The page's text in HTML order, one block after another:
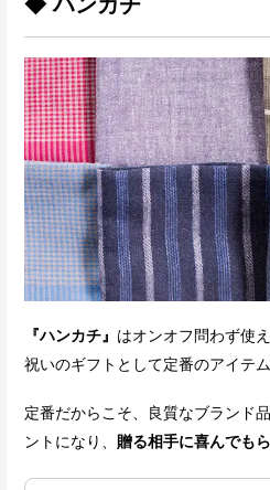
『ハンカチ』 はオンオフ問わず使
祝いのギフトとして定番のアイテム
定番だからこそ、良質なブランド
ントになり、 贈る相手に喜んでもら